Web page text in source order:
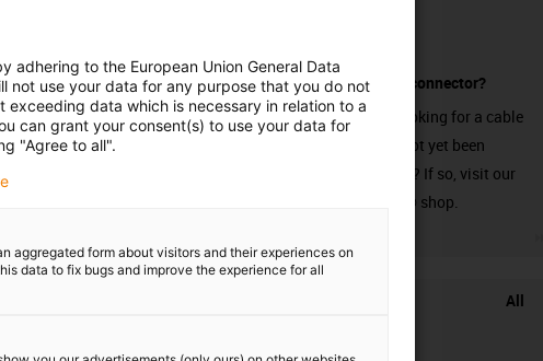
without a connector?
Are you looking for a cable
that has not yet been
harnessed? If so, visit our
chainflex® shop.
All
adhering to the European Union General Data
not use your data for any purpose that you do not
data which is necessary in relation to a
can grant your consent(s) to use your data for
"Agree to all".
aggregated form about visitors and their experiences on
data to fix bugs and improve the experience for all